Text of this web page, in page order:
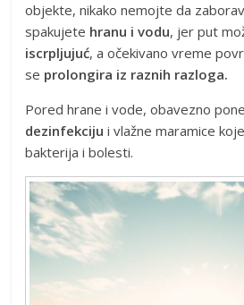
objekte, nikako nemojte da
spakujete hranu i vodu, jer put
iscrpljujuć, a očekivano vreme
se prolongira iz raznih razloga.
Pored hrane i vode, obavezno
dezinfekcijui vlažne maramice
bakterija i bolesti.